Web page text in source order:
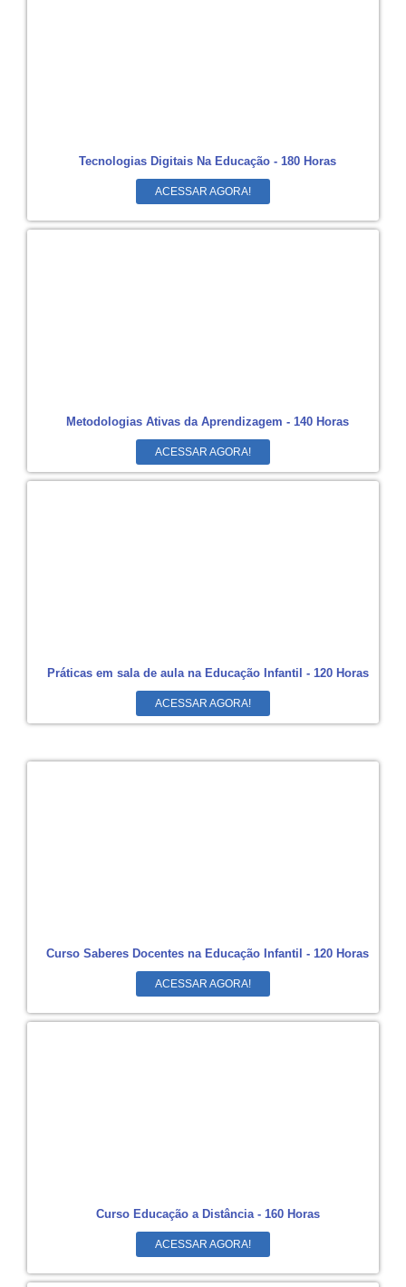
Tecnologias Digitais Na Educação - 180 Horas
ACESSAR AGORA!
Metodologias Ativas da Aprendizagem - 140 Horas
ACESSAR AGORA!
Práticas em sala de aula na Educação Infantil - 120 Horas
ACESSAR AGORA!
Curso Saberes Docentes na Educação Infantil - 120 Horas
ACESSAR AGORA!
Curso Educação a Distância - 160 Horas
ACESSAR AGORA!